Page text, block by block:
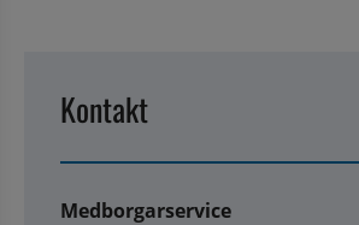
Kontakt
Medborgarservice